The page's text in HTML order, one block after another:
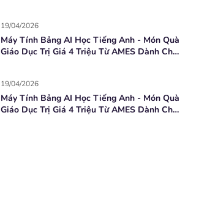
19/04/2026
Máy Tính Bảng AI Học Tiếng Anh - Món Quà
Giáo Dục Trị Giá 4 Triệu Từ AMES Dành Cho
19/04/2026
Máy Tính Bảng AI Học Tiếng Anh - Món Quà
Giáo Dục Trị Giá 4 Triệu Từ AMES Dành Cho